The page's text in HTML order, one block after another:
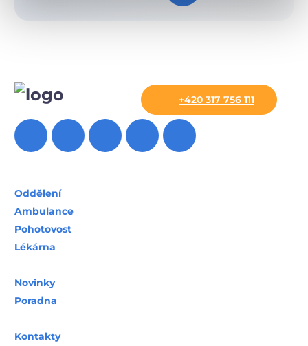
+420 317 756 111
Oddělení
Ambulance
Pohotovost
Lékárna
Novinky
Poradna
Kontakty